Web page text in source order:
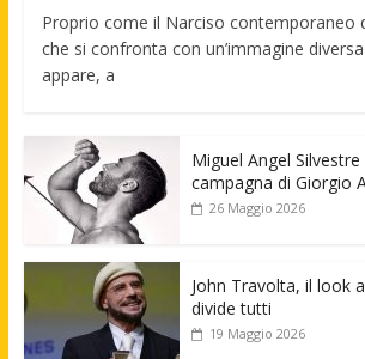
Proprio come il Narciso contemporaneo
che si confronta con un’immagine
appare, a
Miguel Angel Silvestre
campagna di Giorgio
26 Maggio 2026
John Travolta, il look
divide tutti
19 Maggio 2026